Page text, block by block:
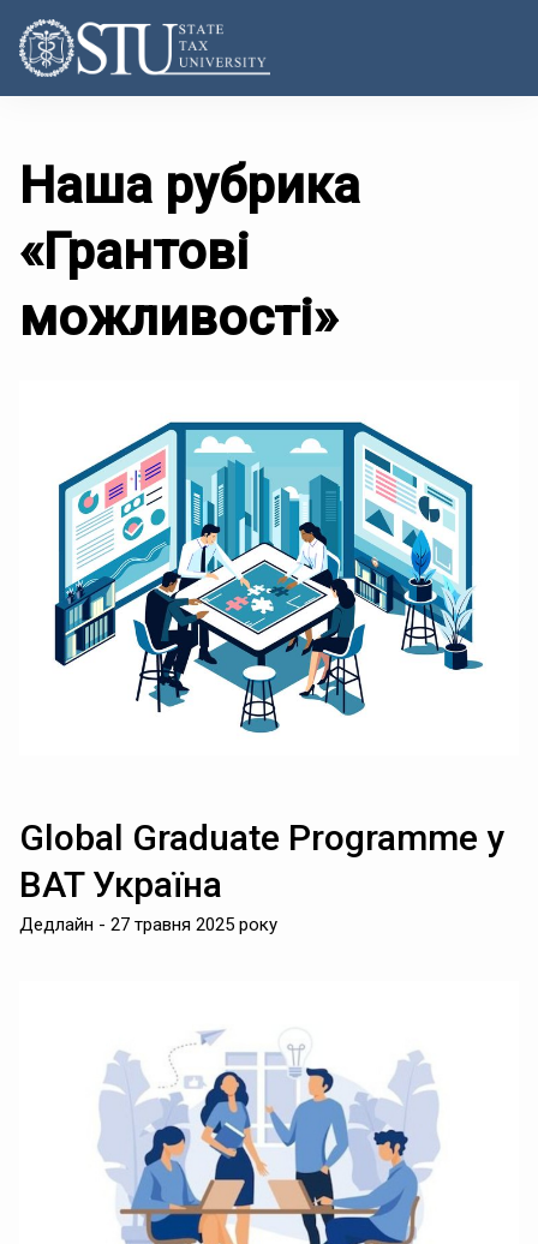
Наша рубрика
«Грантові
можливості»
Global Graduate Programme у
BAT Україна
Дедлайн - 27 травня 2025 року